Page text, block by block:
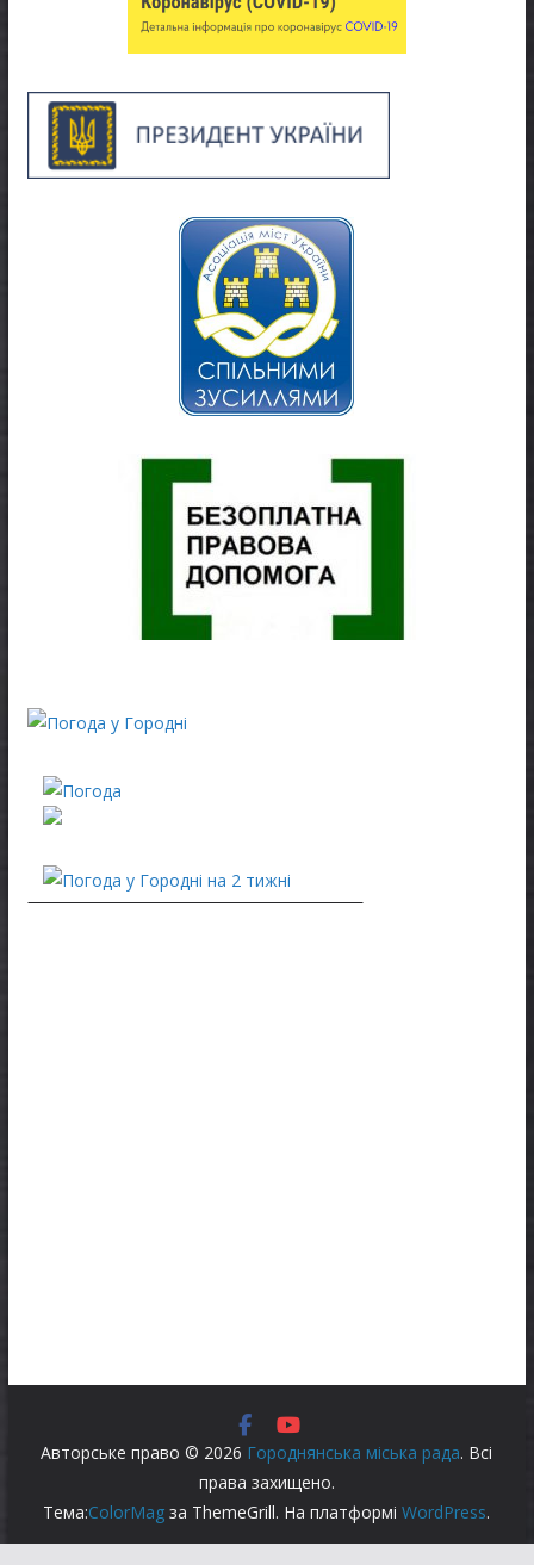
Авторське право © 2026 Городнянська міська рада. Всі
права захищено.
Тема:ColorMag за ThemeGrill. На платформіWordPress.